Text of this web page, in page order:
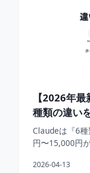
【2026年
種類の違い
れ？
Claudeは『6
円〜15,000円
2026-04-13